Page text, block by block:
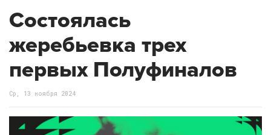
Состоялась
жеребьевка трех
первых Полуфиналов
Ср, 13 ноября 2024